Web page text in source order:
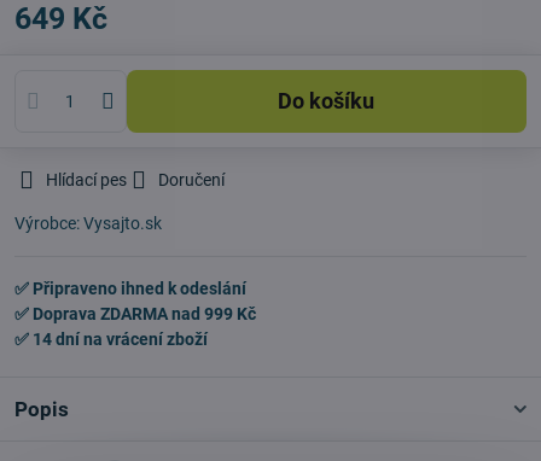
649 Kč
Do košíku
Hlídací pes Doručení
Výrobce:Vysajto.sk
✅ Připraveno ihned k odeslání
✅ Doprava ZDARMA nad 999 Kč
✅ 14 dní na vrácení zboží
Popis